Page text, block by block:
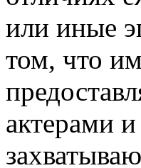
или иные
том, что
актерами